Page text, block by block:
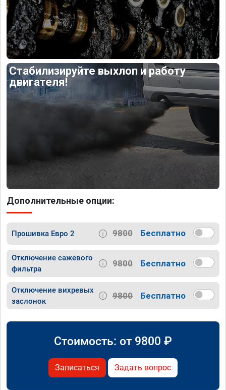
Стабилизируйте выхлоп и работу
двигателя!
Дополнительные опции:
Прошивка Евро 2 9800 Бесплатно
Отключение сажевого
фильтра
9800 Бесплатно
Отключение вихревых
заслонок
9800 Бесплатно
Стоимость: от 9800 ₽
Записаться Задать вопрос